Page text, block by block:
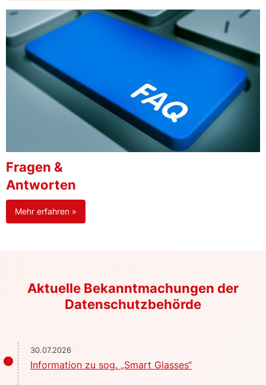
Fragen &
Antworten
Mehr erfahren »
Aktuelle Bekanntmachungen der
Datenschutzbehörde
30.07.2026
Information zu sog. „Smart Glasses“